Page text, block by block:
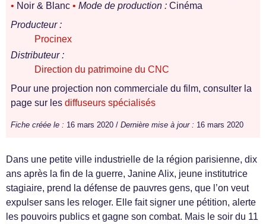
• Noir & Blanc • Mode de production : Cinéma
Producteur :
Procinex
Distributeur :
Direction du patrimoine du CNC
Pour une projection non commerciale du film, consulter la
page sur les diffuseurs spécialisés
Fiche créée le : 16 mars 2020 / Dernière mise à jour : 16 mars 2020
Dans une petite ville industrielle de la région parisienne, dix
ans après la fin de la guerre, Janine Alix, jeune institutrice
stagiaire, prend la défense de pauvres gens, que l’on veut
expulser sans les reloger. Elle fait signer une pétition, alerte
les pouvoirs publics et gagne son combat. Mais le soir du 11